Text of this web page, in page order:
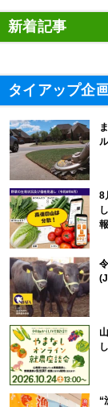
新着記事
タイアップ企
8
“